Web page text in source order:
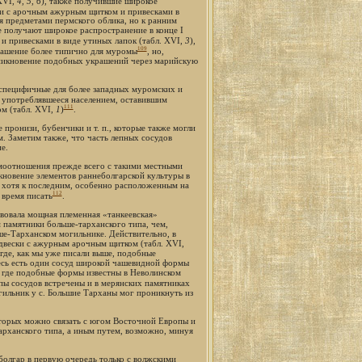
с арочным ажурным щитком и привесками в
предметами пермского облика, но к ранним
широкое распространение в конце I
привесками в виде утиных лапок (табл. XVI, 3),
более типично для муромы 109, но,
подобных украшений через марийскую
для более западных муромских и
населением, оставившим
(табл. XVI,
1)
.
бубенчики и т. п., которые также могли
также, что часть лепных сосудов
прежде всего с такими местными
элементов раннеболгарской культуры в
к последним, особенно расположенным на
писать 112.
мощная племенная «танкеевская»
больше-тарханского типа, чем,
Тарханском могильнике. Действительно, в
с ажурным арочным щитком (табл. XVI,
как мы уже писали выше, подобные
есть один сосуд широкой чашевидной формы
подобные формы известны в Неволинском
сосудов встречены и в мерянских памятниках
у с. Большие Тарханы мог проникнуть из
можно связать с югом Восточной Европы и
типа, а иным путем, возможно, минуя
в первую очередь только с волжскими